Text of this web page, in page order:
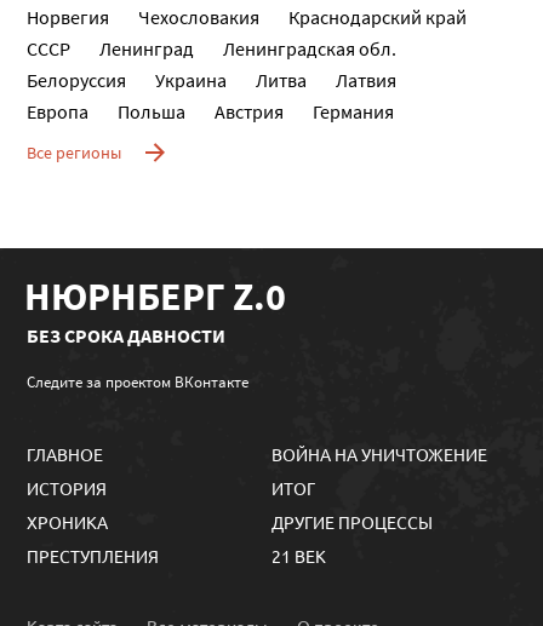
Норвегия
Чехословакия
Краснодарский край
СССР
Ленинград
Ленинградская обл.
Белоруссия
Украина Литва
Латвия
Европа
Польша Австрия Германия
Все регионы
НЮРНБЕРГ Z.0
БЕЗ СРОКА ДАВНОСТИ
Следите за проектом ВКонтакте
ГЛАВНОЕ
ИСТОРИЯ
ХРОНИКА
ПРЕСТУПЛЕНИЯ
ВОЙНА НА УНИЧТОЖЕНИЕ
ИТОГ
ДРУГИЕ ПРОЦЕССЫ
21 ВЕК